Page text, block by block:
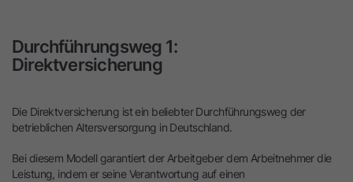
Durchführungsweg 1:
Direktversicherung
Die Direktversicherung ist ein beliebter Durchführungsweg der
betrieblichen Altersversorgung in Deutschland.
Bei diesem Modell garantiert der Arbeitgeber dem Arbeitnehmer die
Leistung, indem er seine Verantwortung auf einen